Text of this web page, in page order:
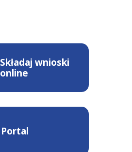
Składaj wnioski
online
Portal